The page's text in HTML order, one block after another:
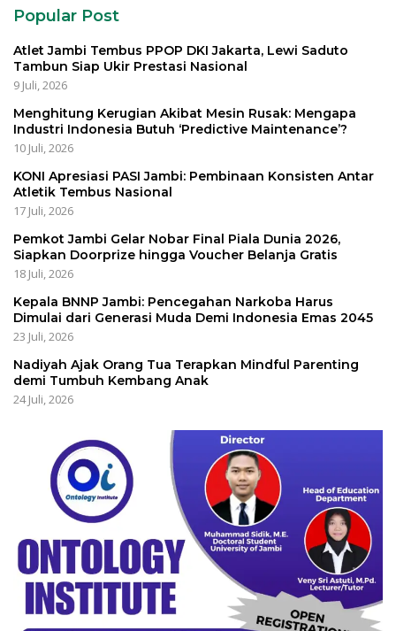
Popular Post
Atlet Jambi Tembus PPOP DKI Jakarta, Lewi Saduto
Tambun Siap Ukir Prestasi Nasional
9 Juli, 2026
Menghitung Kerugian Akibat Mesin Rusak: Mengapa
Industri Indonesia Butuh ‘Predictive Maintenance’?
10 Juli, 2026
KONI Apresiasi PASI Jambi: Pembinaan Konsisten Antar
Atletik Tembus Nasional
17 Juli, 2026
Pemkot Jambi Gelar Nobar Final Piala Dunia 2026,
Siapkan Doorprize hingga Voucher Belanja Gratis
18 Juli, 2026
Kepala BNNP Jambi: Pencegahan Narkoba Harus
Dimulai dari Generasi Muda Demi Indonesia Emas 2045
23 Juli, 2026
Nadiyah Ajak Orang Tua Terapkan Mindful Parenting
demi Tumbuh Kembang Anak
24 Juli, 2026